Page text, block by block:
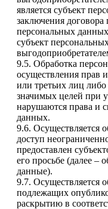
является субъект
заключения договора
персональных
субъект
9.5. Обработка
осуществления прав
или третьих лиц
значимых целей при
нарушаются права и
данных.
9.6. Осуществляется
доступ
предоставлен
его просьбе (далее –
данные).
9.7. Осуществляется
подлежащих
раскрытию в